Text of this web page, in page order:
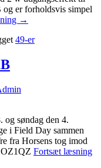
er forholdsvis simpel
Mandag
12.
→
49-er
og søndag den 4.
i Field Day sammen
fra Horsens tog imod
OZ1QZ Fortsæt læsning